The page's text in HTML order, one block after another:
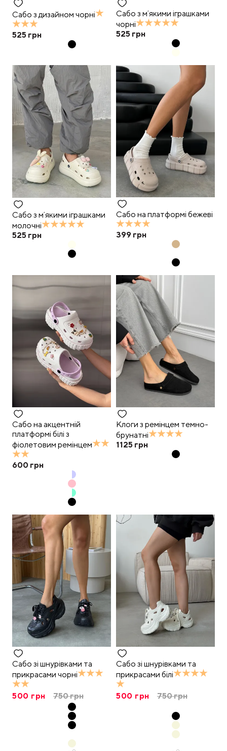
Сабо з дизайном чорні
525 грн
Сабо з мʼякими іграшками
чорні
525 грн
Сабо з мʼякими іграшками
молочні
525 грн
Сабо на платформі бежеві
399 грн
Сабо на акцентній
платформі білі з
фіолетовим ремінцем
600 грн
Клоги з ремінцем темно-
брунатні
1125 грн
Сабо зі шнурівками та
прикрасами чорні
500 грн 750грн
Сабо зі шнурівками та
прикрасами білі
500 грн 750грн